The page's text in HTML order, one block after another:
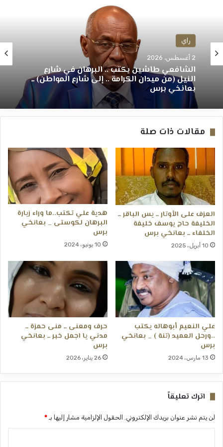
راي
2 أغسطس، 2026
الشافعي طاشين يكتب .. البرهان في شارع
النيل (من ميدان الكرامة .. إلى شارع المواطن) ــ
بعانخي برس
مقالات ذات صلة
العزف على الأوتار ــ يس الباقر ــ
الخليفة حاج يوسف خليفة
الخلفاء ــ بعانخي برس
10 أبريل، 2025
هدية علي تكتب..ما وراء زيارة
البرهان لكوستى _ بعانخي
برس
10 يونيو، 2024
علي النعيم أبوهاله يكتب
..ورحل العميد (تنة ) _ بعانخي
برس
13 مارس، 2024
حرف ومعنى ــ منى حمزة ــ
مدني يا اجمل خبر ــ بعانخي
برس
26 يناير، 2026
اترك تعليقاً
لن يتم نشر عنوان بريدك الإلكتروني. الحقول الإلزامية مشار إليها بـ *